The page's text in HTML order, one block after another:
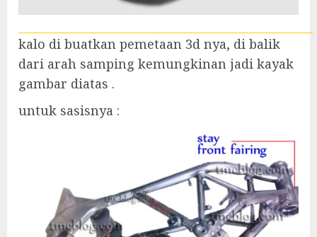
kalo di buatkan pemetaan 3d nya, di balik
dari arah samping kemungkinan jadi kayak
gambar diatas .
untuk sasisnya :